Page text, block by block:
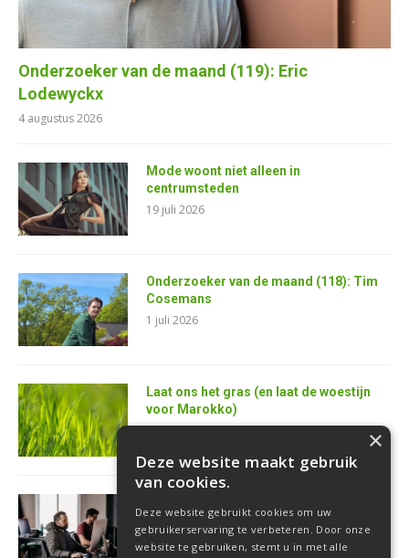
Onderzoeker van de maand (119): Eric
Lodewyckx
4 augustus 2026
Mode woont niet alleen in
centrumsteden
19 juli 2026
Onderzoeker van de maand (118): Tim
Cosemans
1 juli 2026
Laat ons het gras (en laat de woestijn
voor Marokko)
25 juni 2026
softwareontwikkelaar
18 juni 2026
×
Deze website maakt gebruik
van cookies.
Deze website gebruikt cookies om uw
gebruikerservaring te verbeteren. Door onze
website te gebruiken, stemt u in met alle